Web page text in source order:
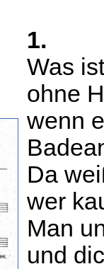
1.
Was
ohne
wenn
Da
wer
Man
und